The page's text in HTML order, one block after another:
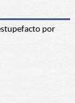
por